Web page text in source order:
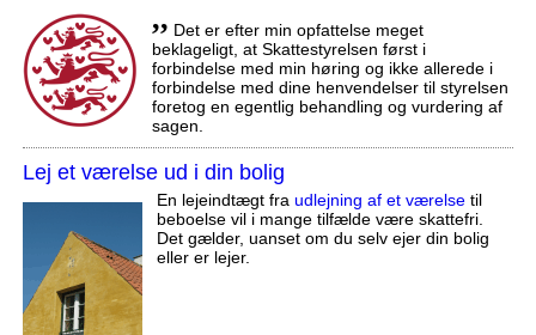
,, Det er efter min opfattelse meget
beklageligt, at Skattestyrelsen først i
forbindelse med min høring og ikke allerede i
forbindelse med dine henvendelser til styrelsen
foretog en egentlig behandling og vurdering af
sagen.
Lej et værelse ud i din bolig
En lejeindtægt fra udlejning af et værelsetil
beboelse vil i mange tilfælde være skattefri.
Det gælder, uanset om du selv ejer din bolig
eller er lejer.